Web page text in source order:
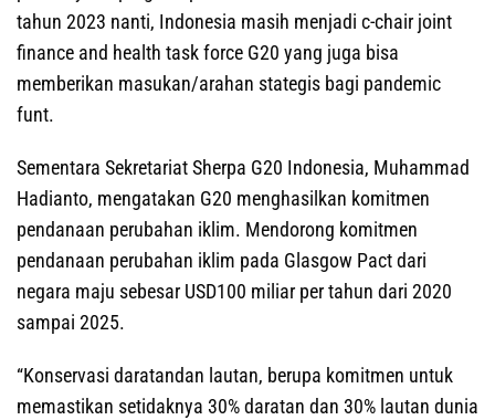
tahun 2023 nanti, Indonesia masih menjadi c-chair joint
finance and health task force G20 yang juga bisa
memberikan masukan/arahan stategis bagi pandemic
funt.
Sementara Sekretariat Sherpa G20 Indonesia, Muhammad
Hadianto, mengatakan G20 menghasilkan komitmen
pendanaan perubahan iklim. Mendorong komitmen
pendanaan perubahan iklim pada Glasgow Pact dari
negara maju sebesar USD100 miliar per tahun dari 2020
sampai 2025.
“Konservasi daratandan lautan, berupa komitmen untuk
memastikan setidaknya 30% daratan dan 30% lautan dunia